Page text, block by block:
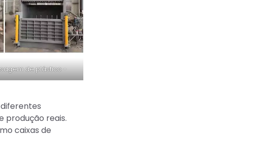
de plástico -
produção reais.
caixas de